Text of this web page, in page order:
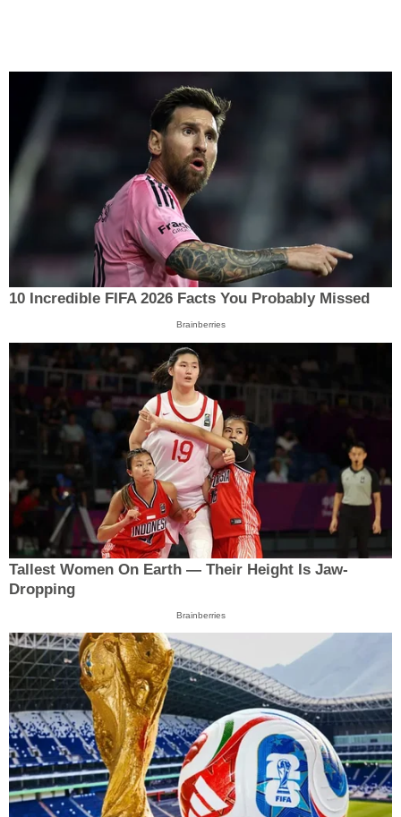
10 Incredible FIFA 2026 Facts You Probably Missed
Brainberries
Tallest Women On Earth — Their Height Is Jaw-
Dropping
Brainberries